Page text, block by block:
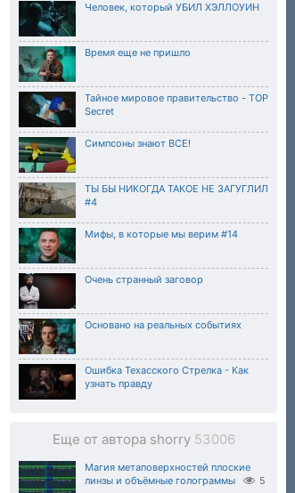
Человек, который УБИЛ ХЭЛЛОУИН
Время еще не пришло
Тайное мировое правительство - TOP
Secret
Симпсоны знают ВСЕ!
ТЫ БЫ НИКОГДА ТАКОЕ НЕ ЗАГУГЛИЛ
#4
Мифы, в которые мы верим #14
Очень странный заговор
Основано на реальных событиях
Ошибка Техасского Стрелка - Как
узнать правду
Еще от автора shorry 53006
Магия метаповерхностей плоские
линзы и объёмные голограммы
5